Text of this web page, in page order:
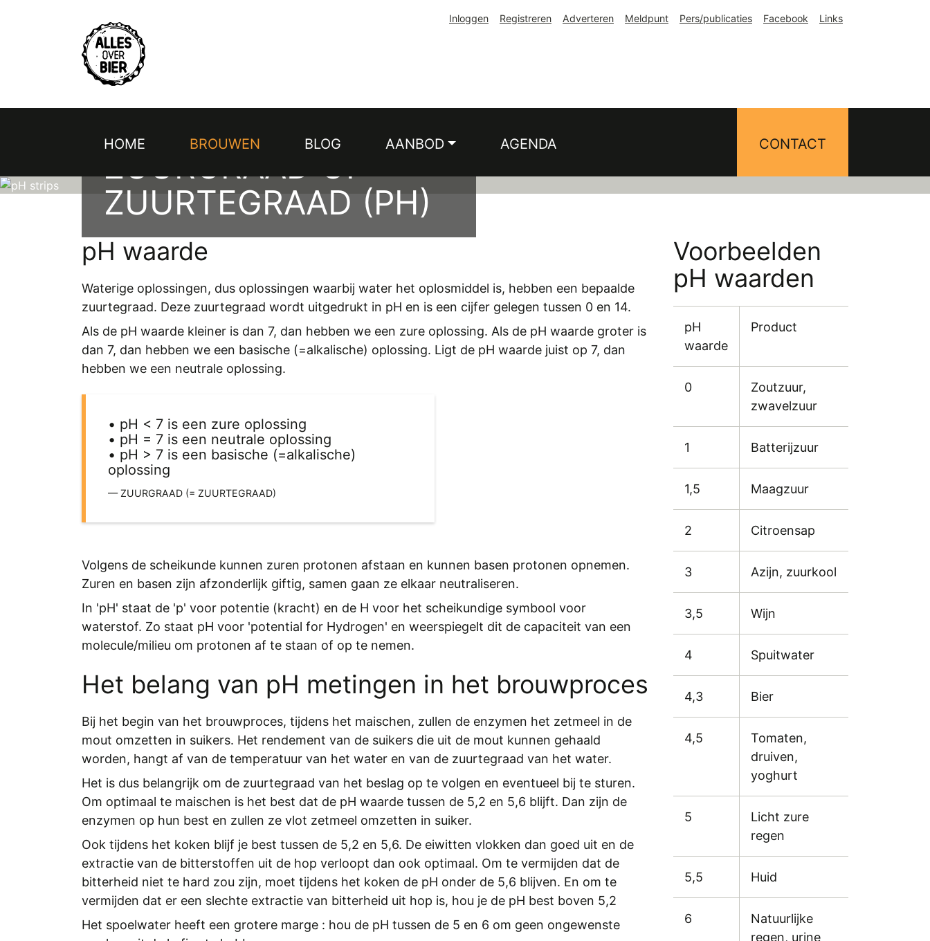
Inloggen Registreren Adverteren Meldpunt Pers/publicaties Facebook Links
Hoofdnavigatie
HOME BROUWEN BLOG AANBOD AGENDA CONTACT
ZUURGRAAD OF
ZUURTEGRAAD (PH)
pH waarde
Waterige oplossingen, dus oplossingen waarbij water het oplosmiddel is, hebben een bepaalde
zuurtegraad. Deze zuurtegraad wordt uitgedrukt in pH en is een cijfer gelegen tussen 0 en 14.
Als de pH waarde kleiner is dan 7, dan hebben we een zure oplossing. Als de pH waarde groter is
dan 7, dan hebben we een basische (=alkalische) oplossing. Ligt de pH waarde juist op 7, dan
hebben we een neutrale oplossing.
• pH < 7 is een zure oplossing
• pH = 7 is een neutrale oplossing
• pH > 7 is een basische (=alkalische)
oplossing
ZUURGRAAD (= ZUURTEGRAAD)
Volgens de scheikunde kunnen zuren protonen afstaan en kunnen basen protonen opnemen.
Zuren en basen zijn afzonderlijk giftig, samen gaan ze elkaar neutraliseren.
In 'pH' staat de 'p' voor potentie (kracht) en de H voor het scheikundige symbool voor
waterstof. Zo staat pH voor 'potential for Hydrogen' en weerspiegelt dit de capaciteit van een
molecule/milieu om protonen af te staan of op te nemen.
Het belang van pH metingen in het brouwproces
Bij het begin van het brouwproces, tijdens het maischen, zullen de enzymen het zetmeel in de
mout omzetten in suikers. Het rendement van de suikers die uit de mout kunnen gehaald
worden, hangt af van de temperatuur van het water en van de zuurtegraad van het water.
Het is dus belangrijk om de zuurtegraad van het beslag op te volgen en eventueel bij te sturen.
Om optimaal te maischen is het best dat de pH waarde tussen de 5,2 en 5,6 blijft. Dan zijn de
enzymen op hun best en zullen ze vlot zetmeel omzetten in suiker.
Ook tijdens het koken blijf je best tussen de 5,2 en 5,6. De eiwitten vlokken dan goed uit en de
extractie van de bitterstoffen uit de hop verloopt dan ook optimaal. Om te vermijden dat de
bitterheid niet te hard zou zijn, moet tijdens het koken de pH onder de 5,6 blijven. En om te
vermijden dat er een slechte extractie van bitterheid uit hop is, hou je de pH best boven 5,2
Het spoelwater heeft een grotere marge : hou de pH tussen de 5 en 6 om geen ongewenste
Voorbeelden
pH waarden
pH
waarde
Product
0
Zoutzuur,
zwavelzuur
1 Batterijzuur
1,5 Maagzuur
2 Citroensap
3 Azijn, zuurkool
3,5 Wijn
4 Spuitwater
4,3 Bier
4,5
Tomaten,
druiven,
yoghurt
5
Licht zure
regen
5,5 Huid
6
Natuurlijke
regen, urine